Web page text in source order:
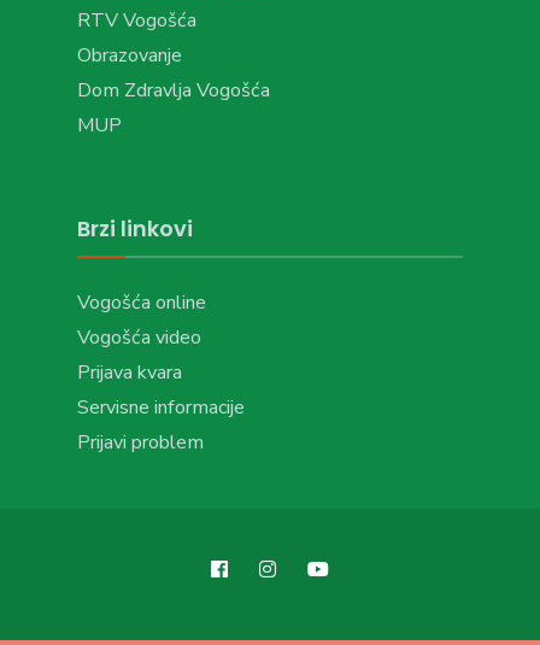
RTV Vogošća
Obrazovanje
Dom Zdravlja Vogošća
MUP
Brzi linkovi
Vogošća online
Vogošća video
Prijava kvara
Servisne informacije
Prijavi problem